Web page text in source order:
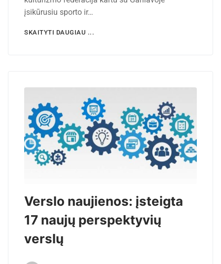
įsikūrusiu sporto ir…
SKAITYTI DAUGIAU ...
Verslo naujienos: įsteigta
17 naujų perspektyvių
verslų